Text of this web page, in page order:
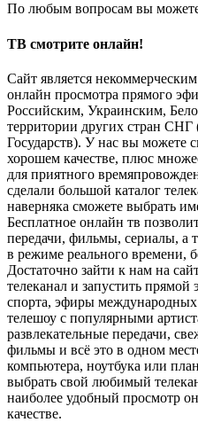
По любым вопросам вы можете
ТВ смотрите онлайн!
Сайт является
онлайн просмотра прямого
Российским, Украинским,
территории других стран
Государств). У нас вы можете
хорошем качестве, плюс
для приятного
сделали большой каталог
наверняка сможете выбрать
Бесплатное онлайн тв
передачи, фильмы, сериалы, а
в режиме реального времени,
Достаточно зайти к нам на
телеканал и запустить
спорта, эфиры
телешоу с популярными
развлекательные передачи,
фильмы и всё это в одном
компьютера, ноутбука или
выбрать свой любимый
наиболее удобный просмотр
качестве.